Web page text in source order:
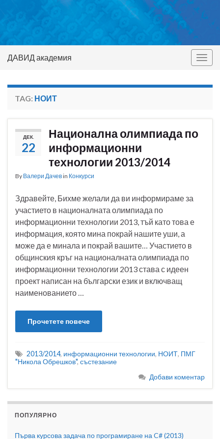
ДАВИД академия
TAG: НОИТ
ДЕК.
22
Национална олимпиада по
информационни
технологии 2013/2014
By Валери Дачевin Конкурси
Здравейте, Бихме желали да ви информираме за
участието в националната олимпиада по
информационни технологии 2013, тъй като това е
информация, която мина покрай нашите уши, а
може да е минала и покрай вашите… Участието в
общинския кръг на националната олимпиада по
информационни технологии 2013 става с идеен
проект написан на български език и включващ
наименованието …
Прочетете повече
2013/2014, информационни технологии, НОИТ, ПМГ
"Никола Обрешков", състезание
Добави коментар
ПОПУЛЯРНО
Първа курсова задача по програмиране на C# (2013)